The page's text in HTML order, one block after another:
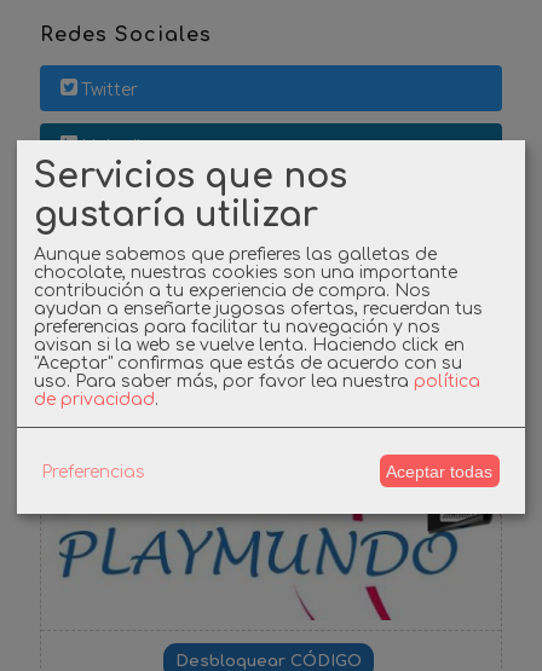
Redes Sociales
Twitter
Instagram
Facebook
Cupones
-3%
Servicios que nos
gustaría utilizar
Aunque sabemos que prefieres las galletas de
chocolate, nuestras cookies son una importante
contribución a tu experiencia de compra. Nos
ayudan a enseñarte jugosas ofertas, recuerdan tus
preferencias para facilitar tu navegación y nos
avisan si la web se vuelve lenta. Haciendo click en
"Aceptar" confirmas que estás de acuerdo con su
uso. Para saber más, por favor lea nuestra política
de privacidad.
Preferencias Aceptar todas